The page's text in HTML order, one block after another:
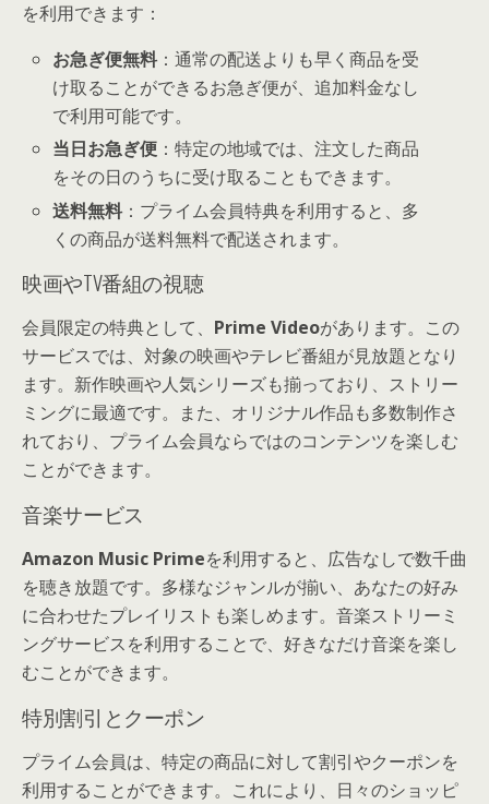
を利用できます：
お急ぎ便無料：通常の配送よりも早く商品を受
け取ることができるお急ぎ便が、追加料金なし
で利用可能です。
当日お急ぎ便 ：特定の地域では、注文した商品
をその日のうちに受け取ることもできます。
送料無料：プライム会員特典を利用すると、多
くの商品が送料無料で配送されます。
映画やTV番組の視聴
会員限定の特典として、 Prime Videoがあります。この
サービスでは、対象の映画やテレビ番組が見放題となり
ます。新作映画や人気シリーズも揃っており、ストリー
ミングに最適です。また、オリジナル作品も多数制作さ
れており、プライム会員ならではのコンテンツを楽しむ
ことができます。
音楽サービス
Amazon Music Primeを利用すると、広告なしで数千曲
を聴き放題です。多様なジャンルが揃い、あなたの好み
に合わせたプレイリストも楽しめます。音楽ストリーミ
ングサービスを利用することで、好きなだけ音楽を楽し
むことができます。
特別割引とクーポン
プライム会員は、特定の商品に対して割引やクーポンを
利用することができます。これにより、日々のショッピ